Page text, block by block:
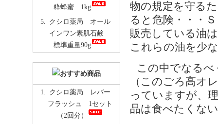
物の規定を守る
ると危険・・・
販売している油
これらの油を少
この中でなる
（このごろ高オ
っていますが、
品は食べたくな
粋蜂蜜 1kg
クシロ薬局 オール
インワン素肌石鹸
標準重量90g
クシロ薬局 レバー
フラッシュ 1セット
（2回分）